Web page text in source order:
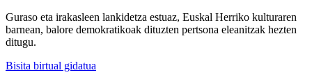
Guraso eta irakasleen lankidetza estuaz, Euskal Herriko kulturaren
barnean, balore demokratikoak dituzten pertsona eleanitzak hezten
ditugu.
Bisita birtual gidatua